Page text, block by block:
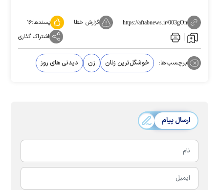
https://aftabnews.ir/003gOn گزارش خطا پسندها:۱۶
اشتراک گذاری
برچسب‌ها: خوشگل‌ترین زنان زن دیدنی های روز
ارسال پیام